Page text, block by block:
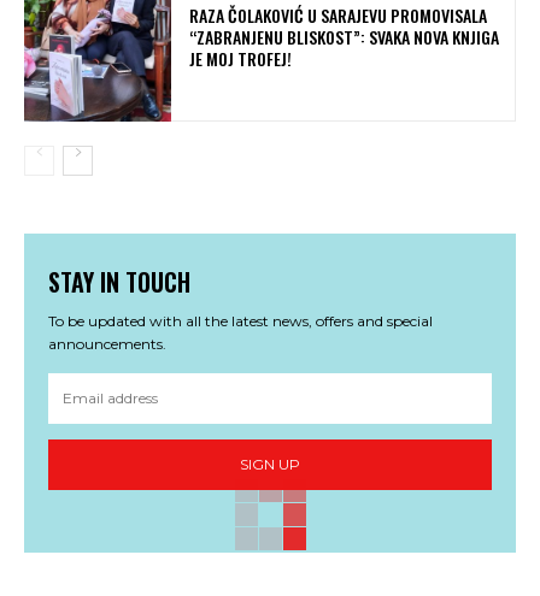
RAZA ČOLAKOVIĆ U SARAJEVU PROMOVISALA
“ZABRANJENU BLISKOST”: SVAKA NOVA KNJIGA
JE MOJ TROFEJ!
STAY IN TOUCH
To be updated with all the latest news, offers and special
announcements.
SIGN UP